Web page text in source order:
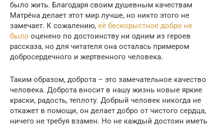
было жить. Благодаря своим душевным качествам
Матрёна делает этот мир лучше, но никто этого не
замечает. К сожалению, её бескорыстное добро не
было оценено по достоинству ни одним из героев
рассказа, но для читателя она осталась примером
добросердечного и жертвенного человека.
Таким образом, доброта – это замечательное качество
человека. Доброта вносит в нашу жизнь новые яркие
краски, радость, теплоту. Добрый человек никогда не
откажет в помощи, он делает добро от чистого сердца,
ничего не требуя взамен. Но не каждый достоин иметь